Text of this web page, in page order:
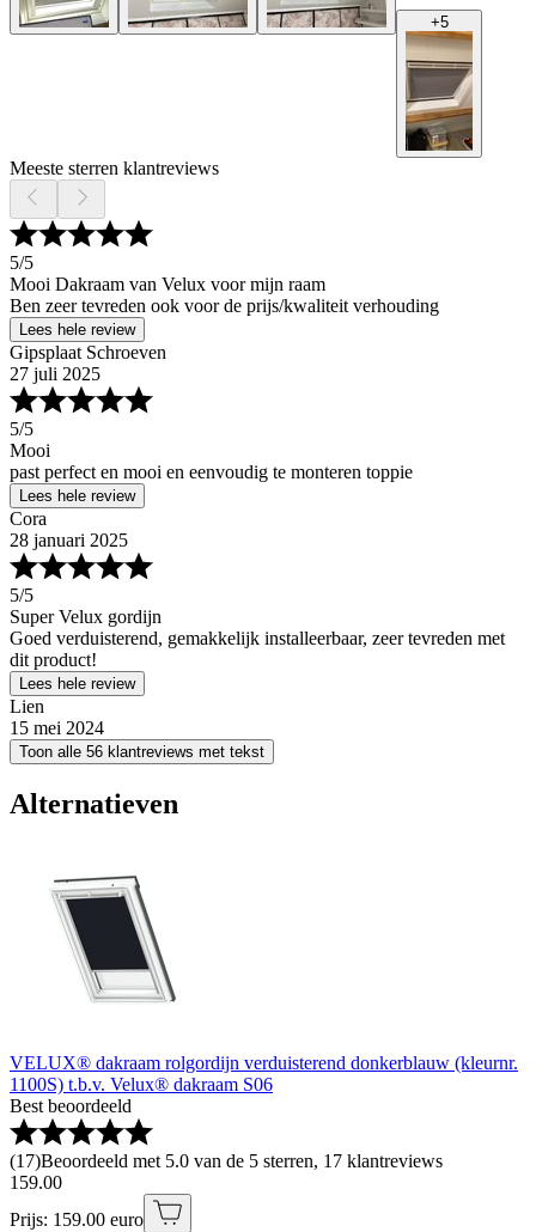
+5
Meeste sterren klantreviews
5/5
Mooi Dakraam van Velux voor mijn raam
Ben zeer tevreden ook voor de prijs/kwaliteit verhouding
Lees hele review
Gipsplaat Schroeven
27 juli 2025
5/5
Mooi
past perfect en mooi en eenvoudig te monteren toppie
Lees hele review
Cora
28 januari 2025
5/5
Super Velux gordijn
Goed verduisterend, gemakkelijk installeerbaar, zeer tevreden met
dit product!
Lees hele review
Lien
15 mei 2024
Toon alle 56 klantreviews met tekst
Alternatieven
VELUX® dakraam rolgordijn verduisterend donkerblauw (kleurnr.
1100S) t.b.v. Velux® dakraam S06
Best beoordeeld
(17)Beoordeeld met 5.0 van de 5 sterren, 17 klantreviews
159.00
Prijs: 159.00 euro